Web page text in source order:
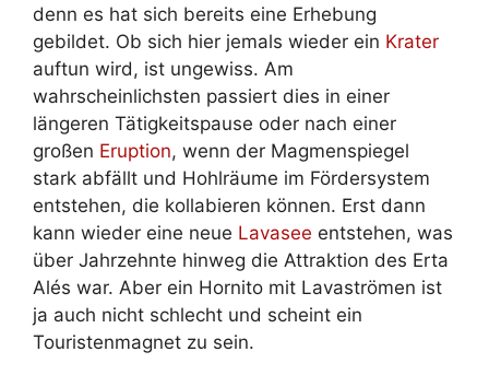
denn es hat sich bereits eine Erhebung
gebildet. Ob sich hier jemals wieder ein Krater
auftun wird, ist ungewiss. Am
wahrscheinlichsten passiert dies in einer
längeren Tätigkeitspause oder nach einer
großen Eruption, wenn der Magmenspiegel
stark abfällt und Hohlräume im Fördersystem
entstehen, die kollabieren können. Erst dann
kann wieder eine neue Lavasee entstehen, was
über Jahrzehnte hinweg die Attraktion des Erta
Alés war. Aber ein Hornito mit Lavaströmen ist
ja auch nicht schlecht und scheint ein
Touristenmagnet zu sein.